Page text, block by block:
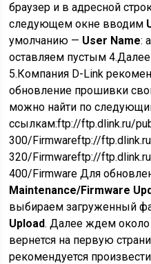
браузер и в адресной
следующем окне вводим
умолчанию — User Name:
оставляем пустым
5.Компания D-Link
обновление прошивки
можно найти по
ссылкам:ftp://ftp.dlink.ru/
300/Firmwareftp://
320/Firmwareftp://
400/Firmware Для
Maintenance/Firmware
выбираем загруженный
Upload. Далее ждем около
вернется на первую
рекомендуется